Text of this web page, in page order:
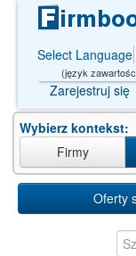
Select Language
(język
Zarejestruj się
Wybierz kontekst:
Firmy
Oferty